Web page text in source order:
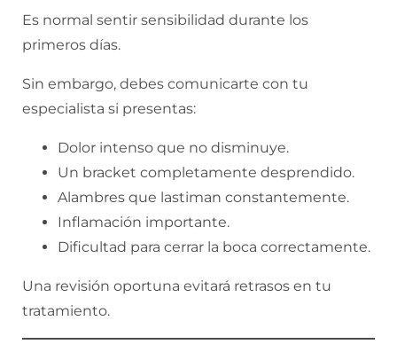
Es normal sentir sensibilidad durante los
primeros días.
Sin embargo, debes comunicarte con tu
especialista si presentas:
Dolor intenso que no disminuye.
Un bracket completamente desprendido.
Alambres que lastiman constantemente.
Inflamación importante.
Dificultad para cerrar la boca correctamente.
Una revisión oportuna evitará retrasos en tu
tratamiento.